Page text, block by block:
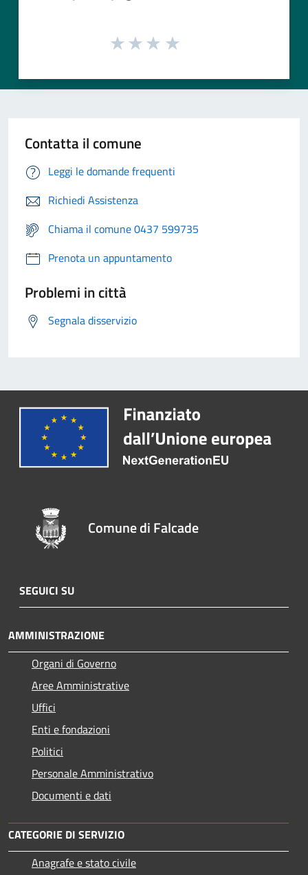
Contatta il comune
Leggi le domande frequenti
Richiedi Assistenza
Chiama il comune 0437 599735
Prenota un appuntamento
Problemi in città
Segnala disservizio
Comune di Falcade
SEGUICI SU
AMMINISTRAZIONE
Organi di Governo
Aree Amministrative
Uffici
Enti e fondazioni
Politici
Personale Amministrativo
Documenti e dati
CATEGORIE DI SERVIZIO
Anagrafe e stato civile